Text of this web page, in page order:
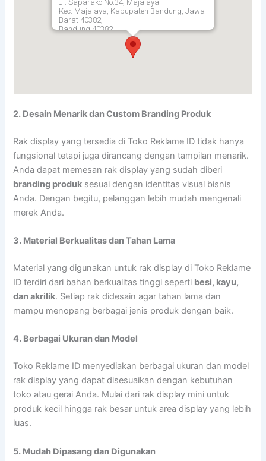
Jl. Saparako No.34, Majalaya
Kec. Majalaya, Kabupaten Bandung, Jawa
Barat 40382,
Bandung 40382
2. Desain Menarik dan Custom Branding Produk
Rak display yang tersedia di Toko Reklame ID tidak hanya
fungsional tetapi juga dirancang dengan tampilan menarik.
Anda dapat memesan rak display yang sudah diberi
branding produk sesuai dengan identitas visual bisnis
Anda. Dengan begitu, pelanggan lebih mudah mengenali
merek Anda.
3. Material Berkualitas dan Tahan Lama
Material yang digunakan untuk rak display di Toko Reklame
ID terdiri dari bahan berkualitas tinggi seperti besi, kayu,
dan akrilik. Setiap rak didesain agar tahan lama dan
mampu menopang berbagai jenis produk dengan baik.
4. Berbagai Ukuran dan Model
Toko Reklame ID menyediakan berbagai ukuran dan model
rak display yang dapat disesuaikan dengan kebutuhan
toko atau gerai Anda. Mulai dari rak display mini untuk
produk kecil hingga rak besar untuk area display yang lebih
luas.
5. Mudah Dipasang dan Digunakan